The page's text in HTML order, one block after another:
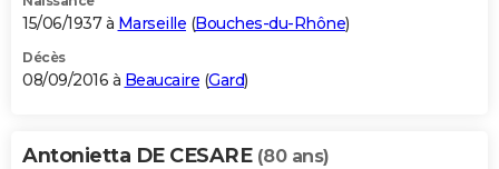
15/06/1937 à Marseille (Bouches-du-Rhône)
Décès
08/09/2016 à Beaucaire (Gard)
Antonietta DE CESARE (80 ans)